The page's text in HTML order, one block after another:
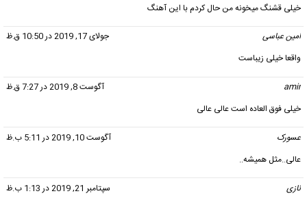
خیلی قشنگ میخونه من حال کردم با این آهنگ
امین عباسی
جولای 17, 2019 در 10:50 ق.ظ
واقعا خیلی زیباست
amir
آگوست 8, 2019 در 7:27 ق.ظ
خیلی فوق العاده است عالی عالی
عسورک
آگوست 10, 2019 در 5:11 ب.ظ
عالی..مثل همیشه..
نازی
سپتامبر 21, 2019 در 1:13 ب.ظ